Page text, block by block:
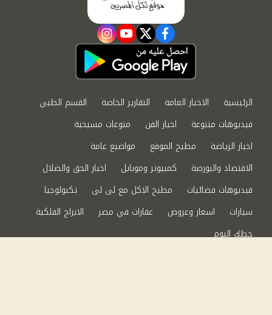
facebook
twitter
youtube
instagram
الرئيسية الاخبار العامة التقارير الخاصة
القسم الطبي
فيديوهات متنوعة
اخبار الفن
منوعات مسيحية
اخبار الرياضة
مطبخ الموقع
مواضيع عامة
الاقتصاد والبورصة
كمبيوتر وموبايل
اخبار الحق والضلال
فيديوهات فضائيات
مطبخ الاكل مع لى لى
تكنولوجيا
سيارات
اسعار وعروض عقارات في مصر
الابراج الفلكية
حظك اليوم